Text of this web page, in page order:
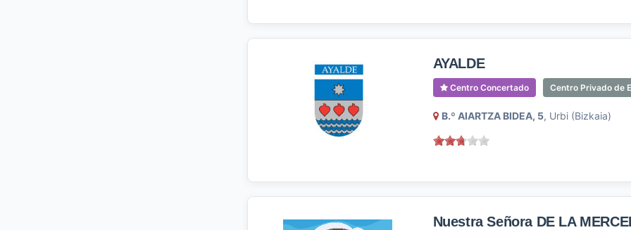
AYALDE
Centro Concertado Centro Privado de
B.º AIARTZA BIDEA, 5, Urbi (Bizkaia)
Nuestra Señora DE LA